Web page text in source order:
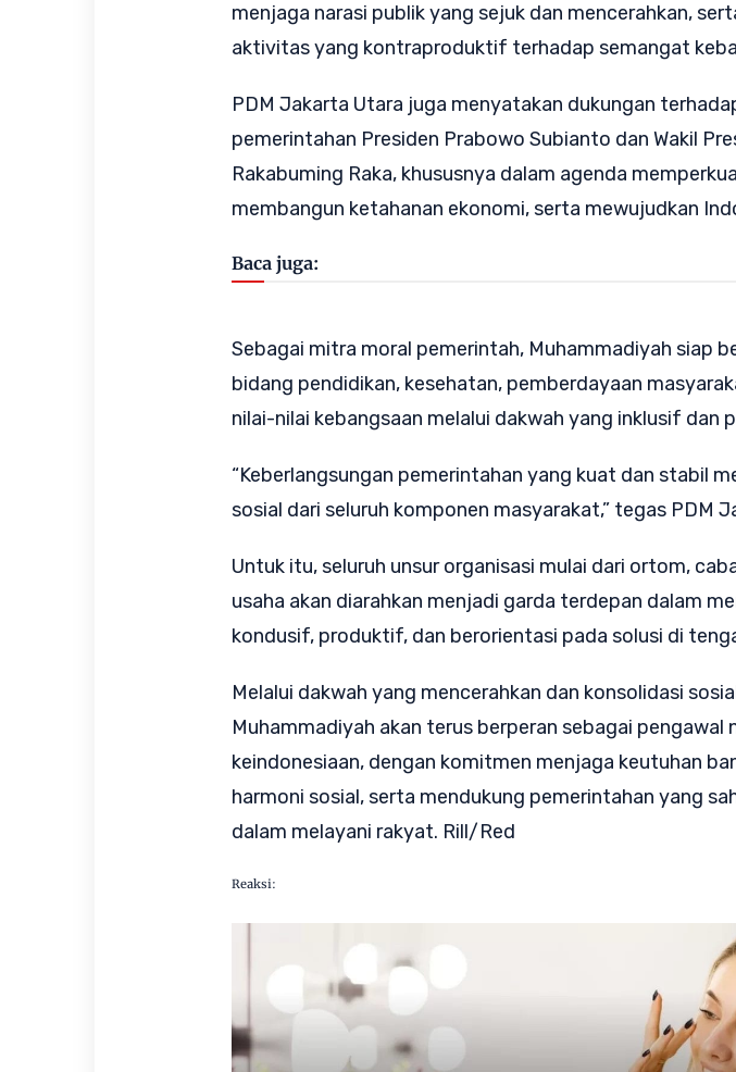
menjaga narasi publik yang sejuk dan mencerahkan,
aktivitas yang kontraproduktif terhadap semangat
PDM Jakarta Utara juga menyatakan dukungan
pemerintahan Presiden Prabowo Subianto dan Wakil
Rakabuming Raka, khususnya dalam agenda
membangun ketahanan ekonomi, serta mewujudkan
Baca juga:
Sebagai mitra moral pemerintah, Muhammadiyah siap
bidang pendidikan, kesehatan, pemberdayaan
nilai-nilai kebangsaan melalui dakwah yang inklusif dan
“Keberlangsungan pemerintahan yang kuat dan stabil
sosial dari seluruh komponen masyarakat,” tegas PDM
Untuk itu, seluruh unsur organisasi mulai dari ortom,
usaha akan diarahkan menjadi garda terdepan dalam
kondusif, produktif, dan berorientasi pada solusi di
Melalui dakwah yang mencerahkan dan konsolidasi
Muhammadiyah akan terus berperan sebagai pengawal
keindonesiaan, dengan komitmen menjaga keutuhan
harmoni sosial, serta mendukung pemerintahan yang
dalam melayani rakyat. Rill/Red
Reaksi: